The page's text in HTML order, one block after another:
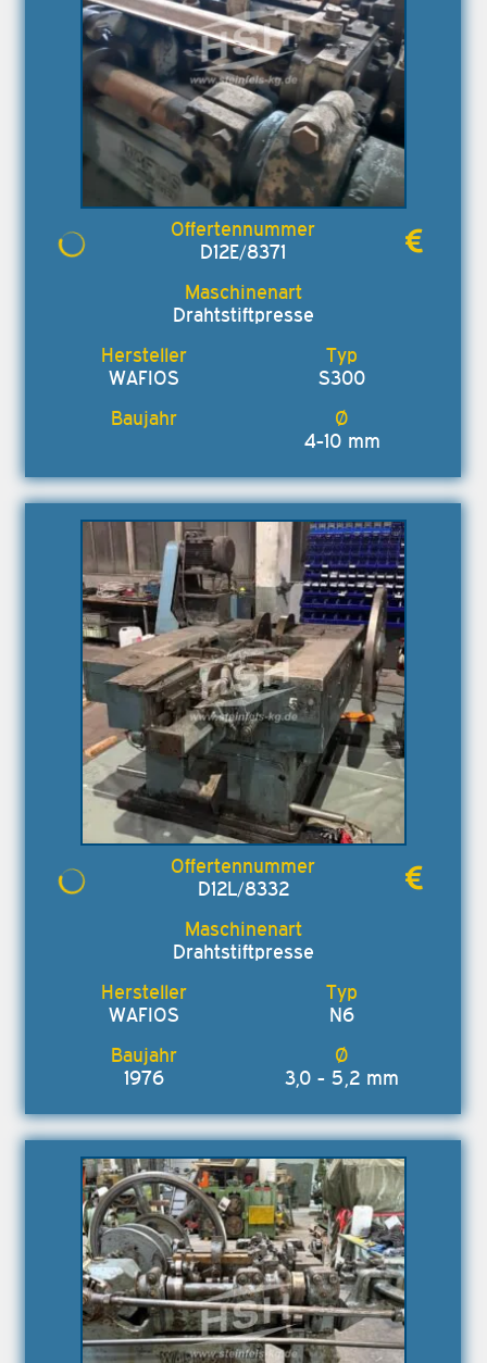
D12E/8371
Drahtstiftpresse
WAFIOS S300
4-10 mm
D12L/8332
Drahtstiftpresse
WAFIOS N6
1976 3,0 - 5,2 mm